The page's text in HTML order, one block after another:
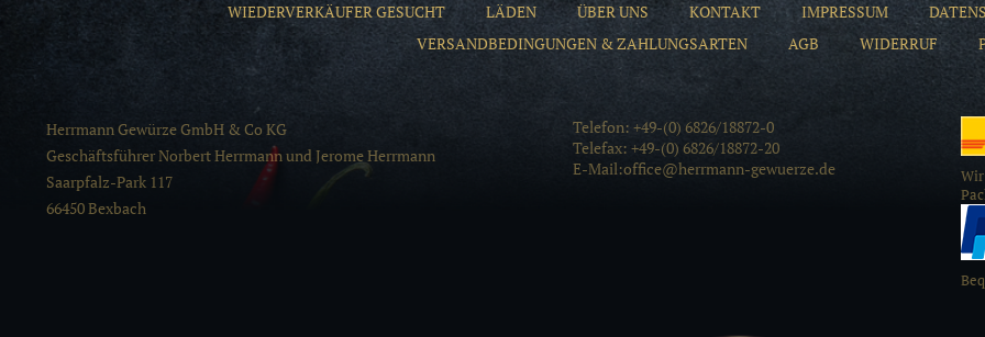
WIEDERVERKÄUFER GESUCHT LÄDEN ÜBER UNS KONTAKT IMPRESSUM
VERSANDBEDINGUNGEN & ZAHLUNGSARTEN
AGB WIDERRUF
Herrmann Gewürze GmbH & Co KG
Geschäftsführer Norbert Herrmann und Jerome Herrmann
Saarpfalz-Park 117
66450 Bexbach
Telefon: +49-(0) 6826/18872-0
Telefax: +49-(0) 6826/18872-20
E-Mail:office@herrmann-gewuerze.de